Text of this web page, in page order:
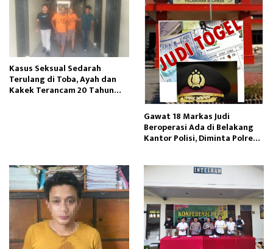
Kasus Seksual Sedarah
Terulang di Toba, Ayah dan
Kakek Terancam 20 Tahun
Gawat 18 Markas Judi
Beroperasi Ada di Belakang
Kantor Polisi, Diminta Polres